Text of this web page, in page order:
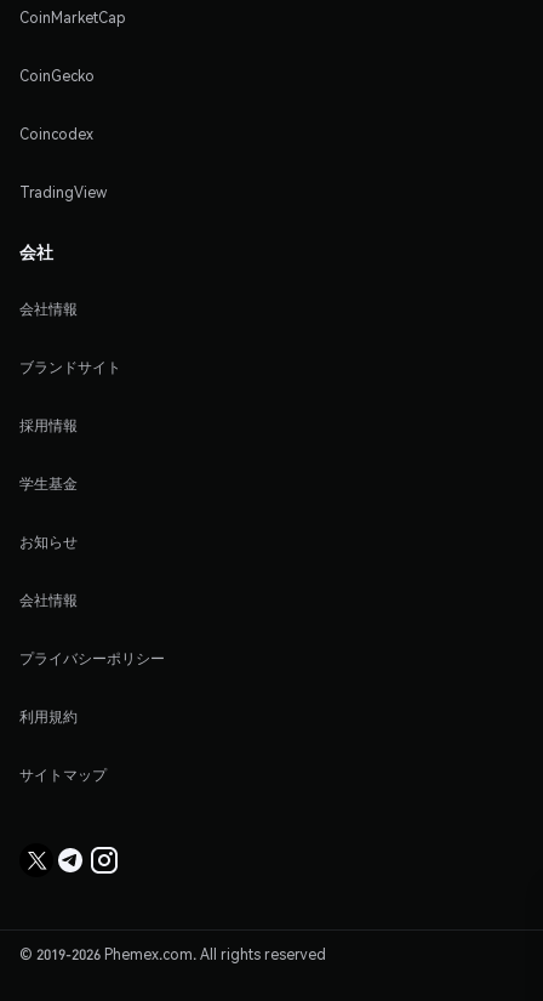
CoinMarketCap
CoinGecko
Coincodex
TradingView
会社
会社情報
ブランドサイト
採用情報
学生基金
お知らせ
会社情報
プライバシーポリシー
利用規約
サイトマップ
© 2019-2026 Phemex.com. All rights reserved